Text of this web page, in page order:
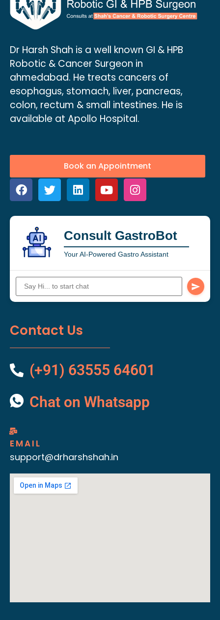
Dr Harsh Shah is a well known GI & HPB
Robotic & Cancer Surgeon in
ahmedabad. He treats cancers of
esophagus, stomach, liver, pancreas,
colon, rectum & small intestines. He is
available at Apollo Hospital.
Book an Appointment
Consult GastroBot
Your AI-Powered Gastro Assistant
Contact Us
(+91) 63555 64601
Chat on Whatsapp
EMAIL
support@drharshshah.in